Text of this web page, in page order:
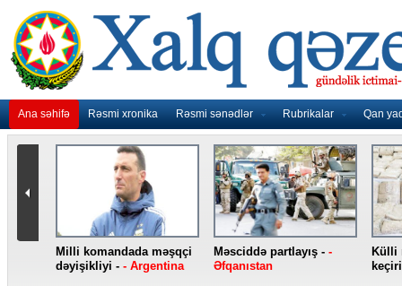
Ana səhifə Rəsmi xronika Rəsmi sənədlər Rubrikalar Qan
qarət edilib - -
Yeni “iPhone”
smartfonları -- ABŞ
“Atletiko” Lemarı
edib -